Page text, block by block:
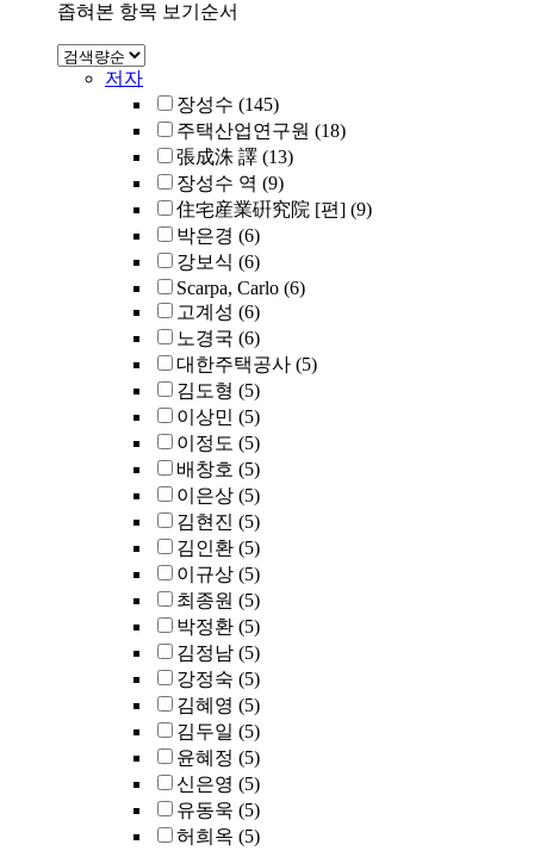
좁혀본 항목 보기순서
저자
장성수 (145)
주택산업연구원 (18)
張成洙 譯 (13)
장성수 역 (9)
住宅産業硏究院 [편] (9)
박은경 (6)
강보식 (6)
Scarpa, Carlo (6)
고계성 (6)
노경국 (6)
대한주택공사 (5)
김도형 (5)
이상민 (5)
이정도 (5)
배창호 (5)
이은상 (5)
김현진 (5)
김인환 (5)
이규상 (5)
최종원 (5)
박정환 (5)
김정남 (5)
강정숙 (5)
김혜영 (5)
김두일 (5)
윤혜정 (5)
신은영 (5)
유동욱 (5)
허희옥 (5)